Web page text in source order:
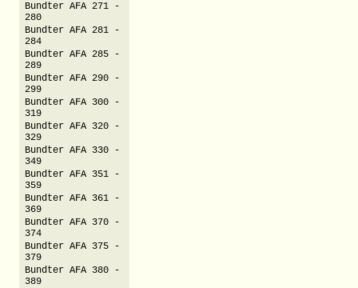
Bundter AFA 271 -
280
Bundter AFA 281 -
284
Bundter AFA 285 -
289
Bundter AFA 290 -
299
Bundter AFA 300 -
319
Bundter AFA 320 -
329
Bundter AFA 330 -
349
Bundter AFA 351 -
359
Bundter AFA 361 -
369
Bundter AFA 370 -
374
Bundter AFA 375 -
379
Bundter AFA 380 -
389